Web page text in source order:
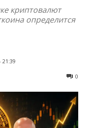
криптовалют
определится
21:39
0